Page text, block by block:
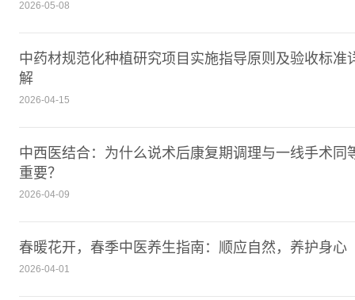
2026-05-08
中药材规范化种植研究项目实施指导原则及验收标准
解
2026-04-15
中西医结合：为什么说术后康复期调理与一线手术同
重要？
2026-04-09
春暖花开，春季中医养生指南：顺应自然，养护身心
2026-04-01